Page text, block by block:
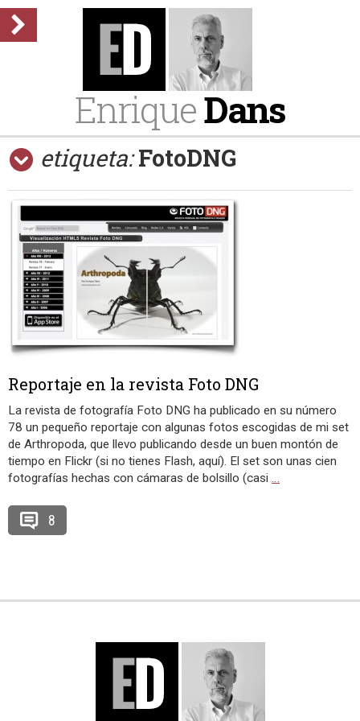
EnriqueDans
etiqueta: FotoDNG
Reportaje en la revista Foto DNG
La revista de fotografía Foto DNG ha publicado en su número
78 un pequeño reportaje con algunas fotos escogidas de mi set
de Arthropoda, que llevo publicando desde un buen montón de
tiempo en Flickr (si no tienes Flash, aquí). El set son unas cien
fotografías hechas con cámaras de bolsillo (casi …
8